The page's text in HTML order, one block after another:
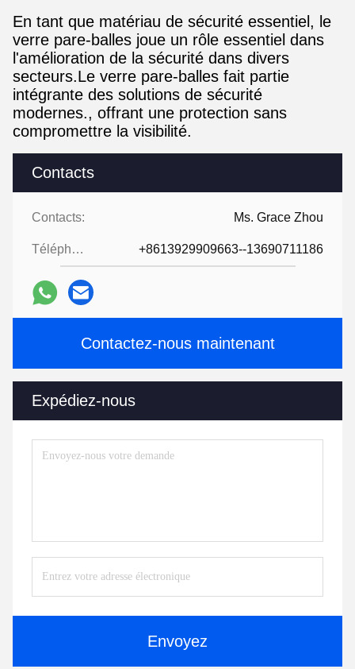
Contacts
Contacts: Ms. Grace Zhou
Téléphone: +8613929909663--13690711186
Contactez-nous maintenant
Expédiez-nous
Envoyez
En tant que matériau de sécurité essentiel, le
verre pare-balles joue un rôle essentiel dans
l'amélioration de la sécurité dans divers
secteurs.Le verre pare-balles fait partie
intégrante des solutions de sécurité
modernes., offrant une protection sans
compromettre la visibilité.